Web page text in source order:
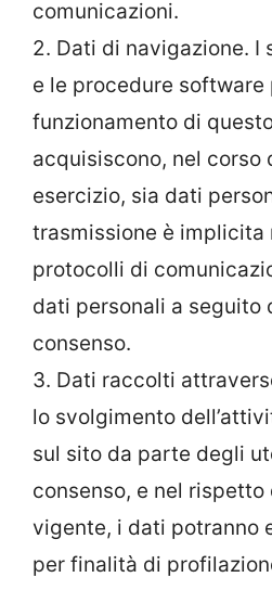
comunicazioni.
2. Dati di navigazione. I
e le procedure software
funzionamento di
acquisiscono, nel corso
esercizio, sia dati
trasmissione è implicita
protocolli di
dati personali a seguito
consenso.
3. Dati raccolti
lo svolgimento
sul sito da parte degli
consenso, e nel
vigente, i dati potranno
per finalità di